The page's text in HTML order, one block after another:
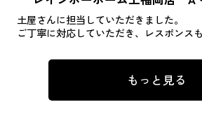
土屋さんに担当していただきました。
ご丁寧に対応していただき、レスポンス
ありがとうございました！
もっと見る